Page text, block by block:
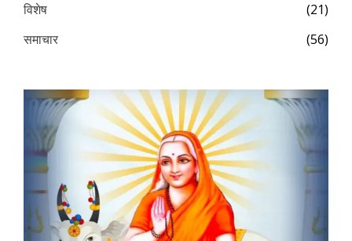
विशेष
(21)
समाचार
(56)